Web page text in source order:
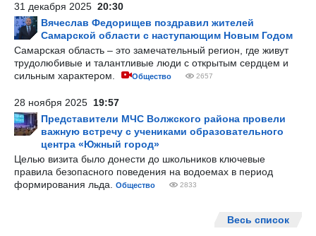
31 декабря 2025 20:30
Вячеслав Федорищев поздравил жителей
Самарской области с наступающим Новым Годом
Самарская область – это замечательный регион, где живут
трудолюбивые и талантливые люди с открытым сердцем и
сильным характером.
Общество 2657
28 ноября 2025 19:57
Представители МЧС Волжского района провели
важную встречу с учениками образовательного
центра «Южный город»
Целью визита было донести до школьников ключевые
правила безопасного поведения на водоемах в период
формирования льда.
Общество 2833
Весь список